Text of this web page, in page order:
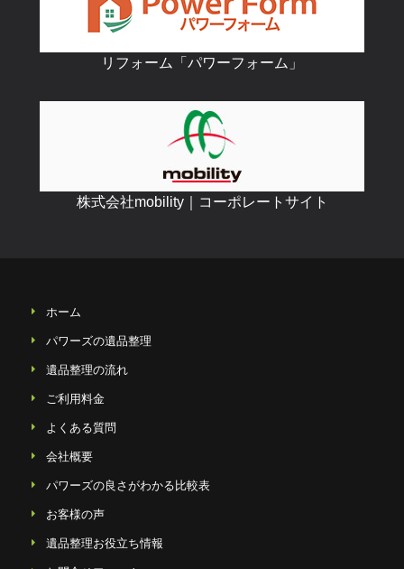
リフォーム「パワーフォーム」
株式会社mobility｜コーポレートサイト
ホーム
パワーズの遺品整理
遺品整理の流れ
ご利用料金
よくある質問
会社概要
パワーズの良さがわかる比較表
お客様の声
遺品整理お役立ち情報